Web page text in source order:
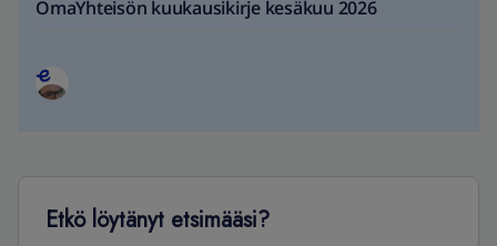
OmaYhteisön kuukausikirje kesäkuu 2026
Etkö löytänyt etsimääsi?